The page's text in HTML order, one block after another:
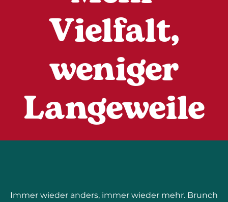
Vielfalt,
weniger
Langeweile
Immer wieder anders, immer wieder mehr. Brunch